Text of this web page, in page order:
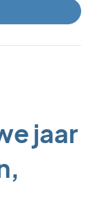
jaar